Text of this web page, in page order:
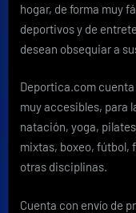
hogar, de forma muy
deportivos y de
desean obsequiar a
Deportica.com
muy accesibles, para
natación, yoga,
mixtas, boxeo, fútbol,
otras disciplinas.
Cuenta con envío de